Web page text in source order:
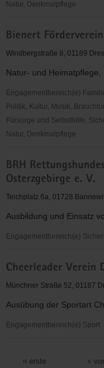
Natur, Denkmalpflege
Freital
e.V.
Bienert
Windbergstraße 8, 01189
Natur- und Heimatpflege,
Engagementbereich(e)
Politik, Kultur, Musik,
Fürsorge und Selbsthilfe,
Natur, Denkmalpflege
Förderverein
Plauenscher
Grund
V.
BRH
Osterzgebirge e. V.
Teichplatz 6a, 01728
Ausbildung und Einsatz
Engagementbereich(e)
Rettungshundestaffel
Sächsiche
Osterzgebirge
e.
Cheerleader Verein
Münchner Straße 52, 01187
Ausübung der Sportart
Engagementbereich(e) Sport
erste